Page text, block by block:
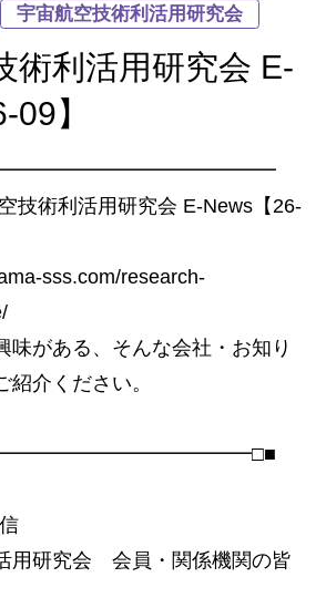
宇宙航空技術利活用研究会
術利活用研究会 E-
】
利活用研究会 E-News【26-
sss.com/research-
がある、そんな会社・お知り
ひご紹介ください。
信
用研究会 会員・関係機関の皆